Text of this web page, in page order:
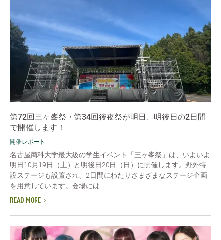
第72回三ヶ峯祭・第34回後夜祭が明日、明後日の2日間
で開催します！
開催レポート
名古屋商科大学最大級の学生イベント「三ヶ峯祭」は、いよいよ
明日10月19日（土）と明後日20日（日）に開催します。野外特
設ステージも設置され、2日間にわたりさまざまなステージ企画
を用意しています。会場には...
READ MORE